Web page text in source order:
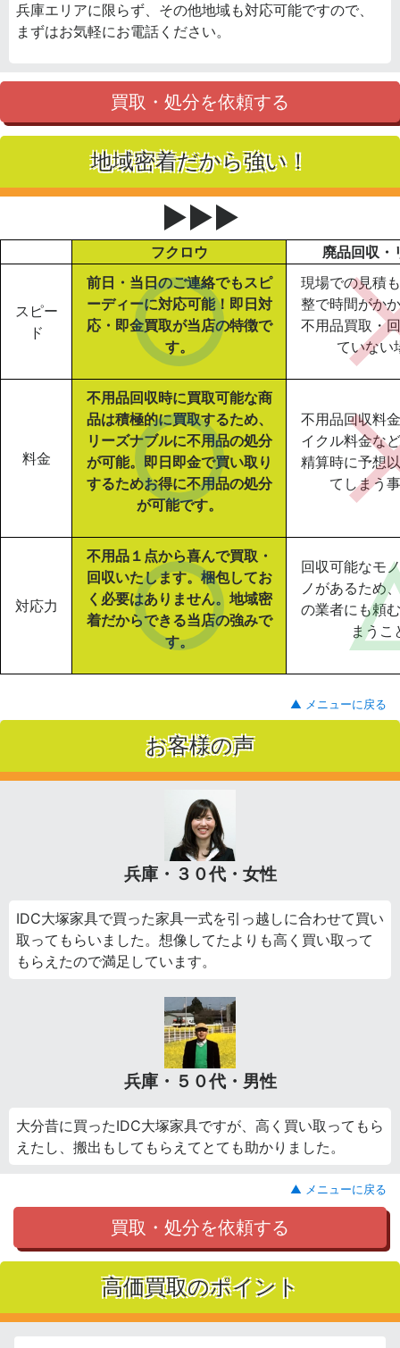
兵庫エリアに限らず、その他地域も対応可能ですので、
まずはお気軽にお電話ください。
買取・処分を依頼する
地域密着だから強い！
▶▶▶
フクロウ 廃品回収・
スピー
ド
前日・当日のご連絡でもスピ
ーディーに対応可能！即日対
応・即金買取が当店の特徴で
す。
現場での見積
整で時間がか
不用品買取・
ていない
料金
不用品回収時に買取可能な商
品は積極的に買取するため、
リーズナブルに不用品の処分
が可能。即日即金で買い取り
するためお得に不用品の処分
が可能です。
不用品回収料
イクル料金な
精算時に予想
てしまう
対応力
不用品１点から喜んで買取・
回収いたします。梱包してお
く必要はありません。地域密
着だからできる当店の強みで
す。
回収可能なモ
ノがあるため
の業者にも頼
まうこ
▲ メニューに戻る
お客様の声
兵庫・３０代・女性
IDC大塚家具で買った家具一式を引っ越しに合わせて買い
取ってもらいました。想像してたよりも高く買い取って
もらえたので満足しています。
兵庫・５０代・男性
大分昔に買ったIDC大塚家具ですが、高く買い取ってもら
えたし、搬出もしてもらえてとても助かりました。
▲ メニューに戻る
買取・処分を依頼する
高価買取のポイント